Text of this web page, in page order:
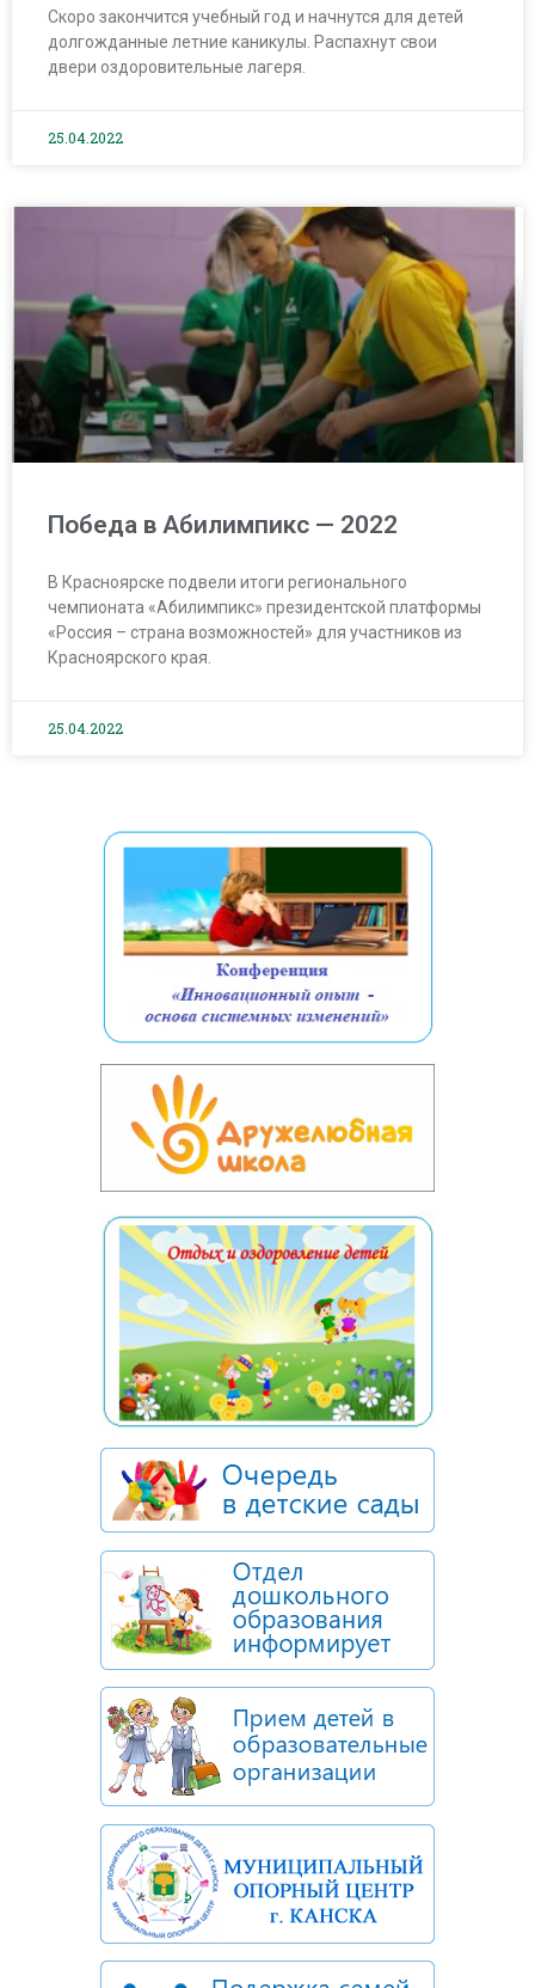
Скоро закончится учебный год и начнутся для детей
долгожданные летние каникулы. Распахнут свои
двери оздоровительные лагеря.
25.04.2022
Победа в Абилимпикс — 2022
В Красноярске подвели итоги регионального
чемпионата «Абилимпикс» президентской платформы
«Россия – страна возможностей» для участников из
Красноярского края.
25.04.2022